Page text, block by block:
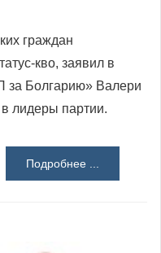
граждан
кво, заявил в
за Болгарию» Валери
лидеры партии.
Подробнее ...